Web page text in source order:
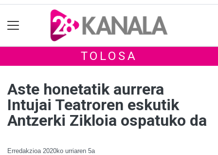
TOLOSA
Aste honetatik aurrera
Intujai Teatroren eskutik
Antzerki Zikloia ospatuko da
Erredakzioa 2020ko urriaren 5a